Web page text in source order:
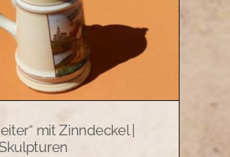
mit Zinndeckel |